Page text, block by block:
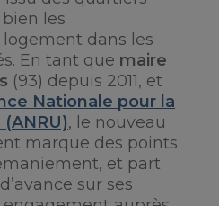
les
dans les
En tant que maire
(93) depuis 2011, et
Nationale pour la
, le nouveau
marque des points
et part
sur ses